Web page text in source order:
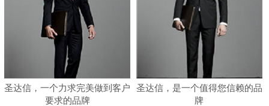
圣达信，一个力求完美做到客户
要求的品牌
圣达信，是一个值得您信赖的品
牌